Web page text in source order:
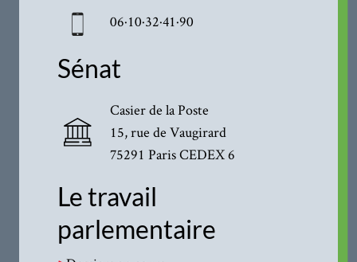
06·10·32·41·90
Sénat
Casier de la Poste
15, rue de Vaugirard
75291 Paris CEDEX 6
Le travail
parlementaire